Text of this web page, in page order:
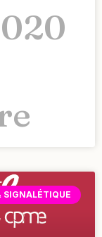
SIGNALÉTIQUE